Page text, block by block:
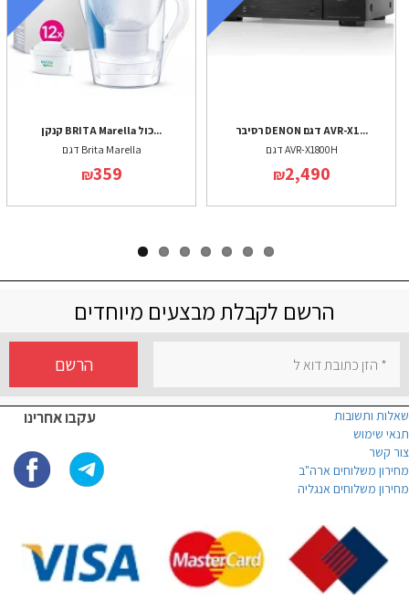
קנקן BRITA Marella כול...
דגם Brita Marella
₪359
רסיבר DENON דגם AVR-X1...
דגם AVR-X1800H
₪2,490
הרשם לקבלת מבצעים מיוחדים
הרשם
עקבו אחרינו
שאלות ותשובות
תנאי שימוש
צור קשר
מחירון משלוחים ארה"ב
מחירון משלוחים אנגליה